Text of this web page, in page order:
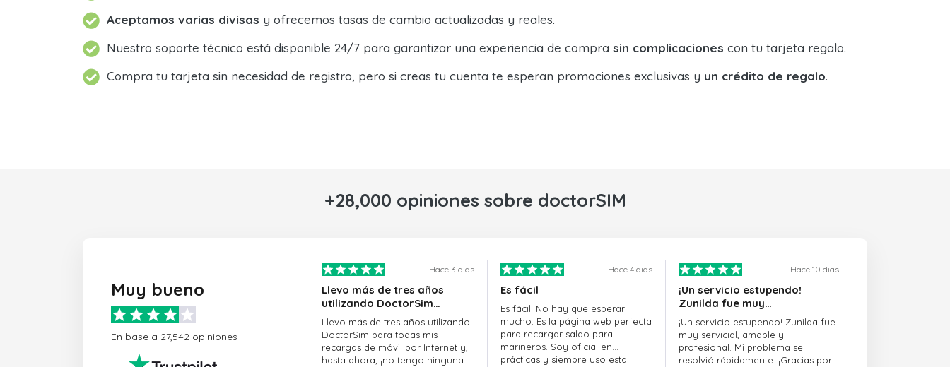
Aceptamos varias divisas y ofrecemos tasas de cambio actualizadas y reales.
Nuestro soporte técnico está disponible 24/7 para garantizar una experiencia de compra sin complicaciones con tu tarjeta regalo.
Compra tu tarjeta sin necesidad de registro, pero si creas tu cuenta te esperan promociones exclusivas y un crédito de regalo.
+28,000 opiniones sobre doctorSIM
Muy bueno
En base a 27,542 opiniones
Hace 3 dias
Llevo más de tres años
utilizando DoctorSim…
Llevo más de tres años utilizando
DoctorSim para todas mis
recargas de móvil por Internet y,
hasta ahora, ¡no tengo ninguna
Hace 4 dias
Es fácil
Es fácil. No hay que esperar
mucho. Es la página web perfecta
para recargar saldo para
marineros. Soy oficial en
prácticas y siempre uso esta
Hace 10 dias
¡Un servicio estupendo!
Zunilda fue muy…
¡Un servicio estupendo! Zunilda fue
muy servicial, amable y
profesional. Mi problema se
resolvió rápidamente. ¡Gracias por